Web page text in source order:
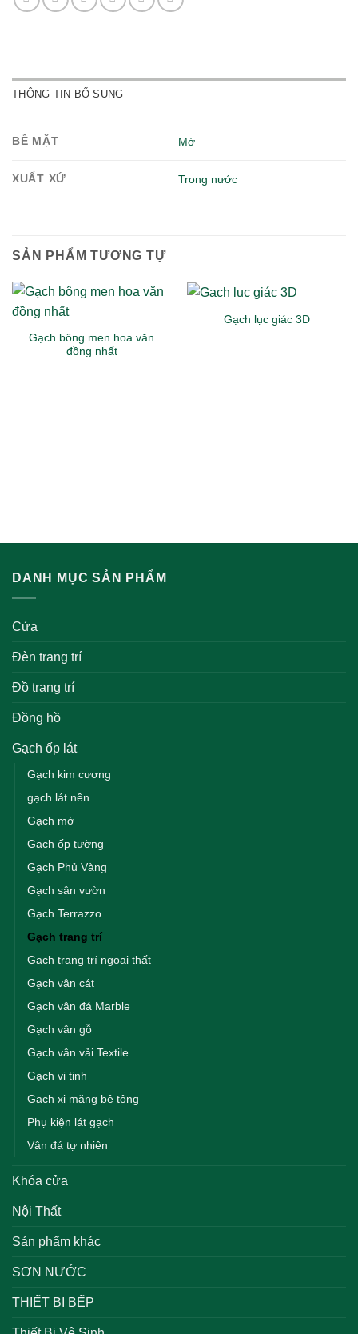
THÔNG TIN BỔ SUNG
BỀ MẶT Mờ
XUẤT XỨ Trong nước
SẢN PHẨM TƯƠNG TỰ
Gạch bông men hoa văn
đồng nhất
Gạch lục giác 3D
DANH MỤC SẢN PHẨM
Cửa
Đèn trang trí
Đồ trang trí
Đồng hồ
Gạch ốp lát
Gạch kim cương
gạch lát nền
Gạch mờ
Gạch ốp tường
Gạch Phủ Vàng
Gạch sân vườn
Gạch Terrazzo
Gạch trang trí
Gạch trang trí ngoại thất
Gạch vân cát
Gạch vân đá Marble
Gạch vân gỗ
Gạch vân vải Textile
Gạch vi tinh
Gạch xi măng bê tông
Phụ kiện lát gạch
Vân đá tự nhiên
Khóa cửa
Nội Thất
Sản phẩm khác
SƠN NƯỚC
THIẾT BỊ BẾP